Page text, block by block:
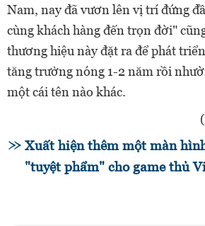
Nam, nay đã vươn lên vị trí đứng
cùng khách hàng đến trọn đời"
thương hiệu này đặt ra để phát
tăng trưởng nóng 1-2 năm rồi
một cái tên nào khác.
Xuất hiện thêm một màn
"tuyệt phẩm" cho game thủ